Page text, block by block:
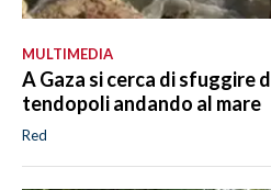
MULTIMEDIA
A Gaza si cerca di sfuggire
tendopoli andando al mare
Red